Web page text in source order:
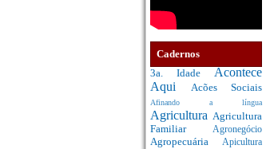
Cadernos
3a. Idade Acontece
Aqui Acões Sociais
Afinando a língua
Agricultura Agricultura
Familiar Agronegócio
Agropecuária Apicultura